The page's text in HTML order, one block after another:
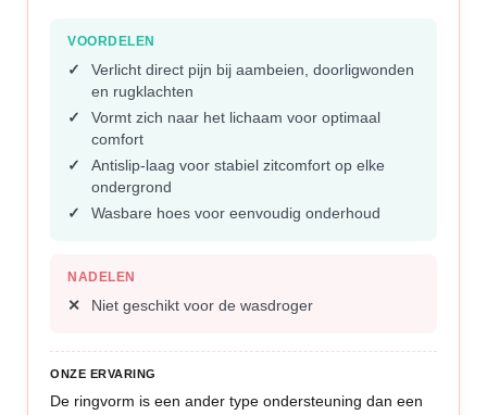
VOORDELEN
Verlicht direct pijn bij aambeien, doorligwonden
en rugklachten
Vormt zich naar het lichaam voor optimaal
comfort
Antislip-laag voor stabiel zitcomfort op elke
ondergrond
Wasbare hoes voor eenvoudig onderhoud
NADELEN
Niet geschikt voor de wasdroger
ONZE ERVARING
De ringvorm is een ander type ondersteuning dan een